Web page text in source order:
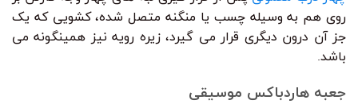
روی هم به وسیله چسب یا منگنه متصل شده، کشویی که یک
جز آن درون دیگری قرار می گیرد، زیره رویه نیز همینگونه می
باشد.
جعبه هاردباکس موسیقی